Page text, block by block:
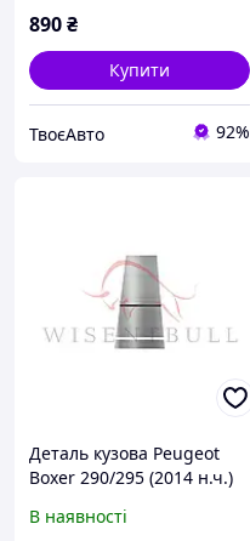
890₴
Купити
ТвоєАвто 92%
Деталь кузова Peugeot
Boxer 290/295 (2014 н.ч.)
В наявності